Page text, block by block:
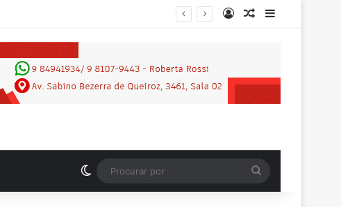
14 anos em praça de Vilhena EntrarArtigo aleatório
Switch skin
por